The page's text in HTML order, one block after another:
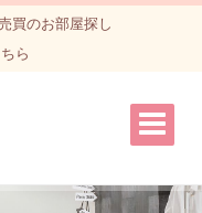
買のお部屋探し
ら